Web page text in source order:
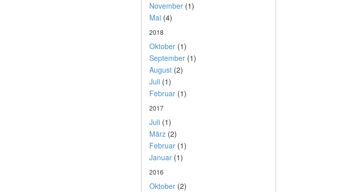
November(1)
Mai(4)
2018
Oktober(1)
September(1)
August(2)
Juli(1)
Februar(1)
2017
Juli(1)
März(2)
Februar(1)
Januar(1)
2016
Oktober(2)